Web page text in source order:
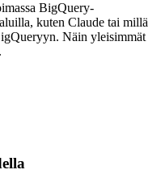
BigQuery-
kuten Claude tai millä
Näin yleisimmät